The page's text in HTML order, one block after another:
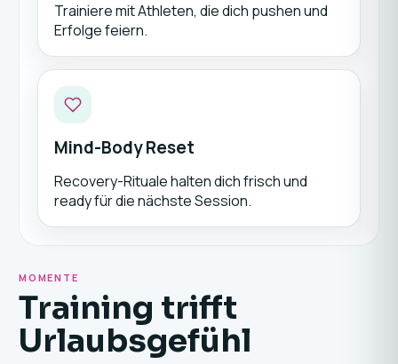
Trainiere mit Athleten, die dich pushen und
Erfolge feiern.
Mind-Body Reset
Recovery-Rituale halten dich frisch und
ready für die nächste Session.
MOMENTE
Training trifft
Urlaubsgefühl